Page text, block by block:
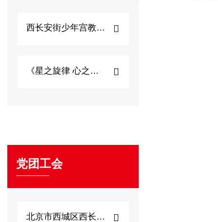
西长安街少年宫教师心...
《星之旋律 心之启...
党团工会
北京市西城区西长安街...